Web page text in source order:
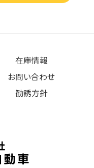
在庫情報
お問い合わせ
勧誘方針